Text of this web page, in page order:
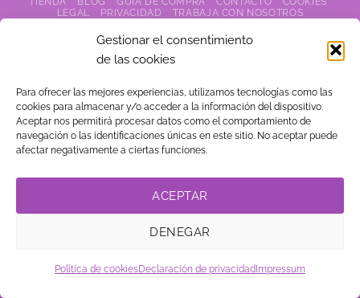
Gestionar el consentimiento
de las cookies
Para ofrecer las mejores experiencias, utilizamos tecnologías como las
cookies para almacenar y/o acceder a la información del dispositivo.
Aceptar nos permitirá procesar datos como el comportamiento de
navegación o las identificaciones únicas en este sitio. No aceptar puede
afectar negativamente a ciertas funciones.
ACEPTAR
DENEGAR
Política de cookiesDeclaración de privacidad Impressum
LEGAL
PRIVACIDAD
TRABAJA CON NOSOTROS
. Vestidos